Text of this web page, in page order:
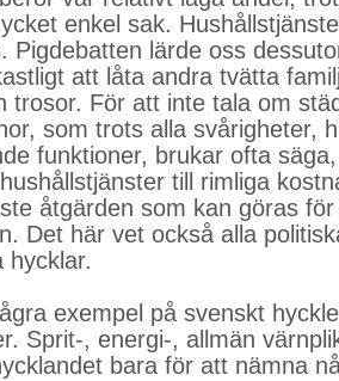
enkel sak.
Pigdebatten lärde oss
att låta andra tvätta
trosor. För att inte tala om
som trots alla svårigheter,
funktioner, brukar ofta
till rimliga
åtgärden som kan göras
Det här vet också alla
hycklar.
exempel på svenskt
Sprit-, energi-, allmän
bara för att nämna